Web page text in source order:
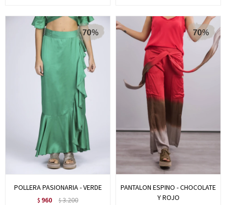
POLLERA PASIONARIA - VERDE
$ 960 $3.200
PANTALON ESPINO - CHOCOLATE
Y ROJO